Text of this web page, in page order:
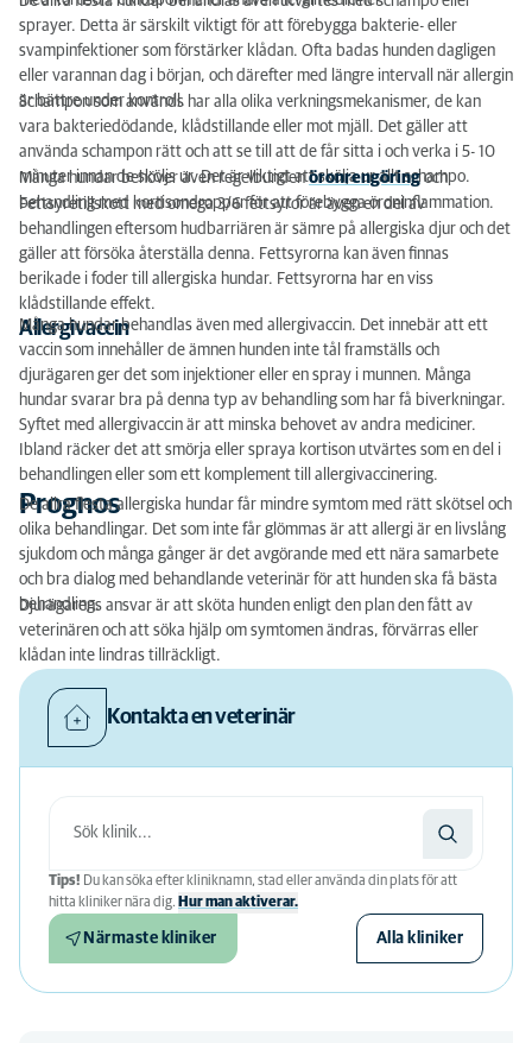
sprayer. Detta är särskilt viktigt för att förebygga bakterie- eller
svampinfektioner som förstärker klådan. Ofta badas hunden dagligen
eller varannan dag i början, och därefter med längre intervall när allergin
är bättre under kontroll.
Schampon som används har alla olika verkningsmekanismer, de kan
vara bakteriedödande, klådstillande eller mot mjäll. Det gäller att
använda schampon rätt och att se till att de får sitta i och verka i 5- 10
minuter innan de sköljs ur. Det är viktigt att skölja ur allt schampo.
Många hundar behöver även regelbundenöronrengöringoch
behandling med kortisondroppar för att förebygga öroninflammation.
Fettsyretillskott med omega 3/6 fettsyror är även en del av
behandlingen eftersom hudbarriären är sämre på allergiska djur och det
gäller att försöka återställa denna. Fettsyrorna kan även finnas
berikade i foder till allergiska hundar. Fettsyrorna har en viss
klådstillande effekt.
Allergivaccin
Många hundar behandlas även med allergivaccin. Det innebär att ett
vaccin som innehåller de ämnen hunden inte tål framställs och
djurägaren ger det som injektioner eller en spray i munnen. Många
hundar svarar bra på denna typ av behandling som har få biverkningar.
Syftet med allergivaccin är att minska behovet av andra mediciner.
Ibland räcker det att smörja eller spraya kortison utvärtes som en del i
behandlingen eller som ett komplement till allergivaccinering.
Prognos
De allra flesta allergiska hundar får mindre symtom med rätt skötsel och
olika behandlingar. Det som inte får glömmas är att allergi är en livslång
sjukdom och många gånger är det avgörande med ett nära samarbete
och bra dialog med behandlande veterinär för att hunden ska få bästa
behandling.
Djurägarens ansvar är att sköta hunden enligt den plan den fått av
veterinären och att söka hjälp om symtomen ändras, förvärras eller
klådan inte lindras tillräckligt.
Kontakta en veterinär
Tips! Du kan söka efter kliniknamn, stad eller använda din plats för att
hitta kliniker nära dig. Hur man aktiverar.
Närmaste kliniker Alla kliniker